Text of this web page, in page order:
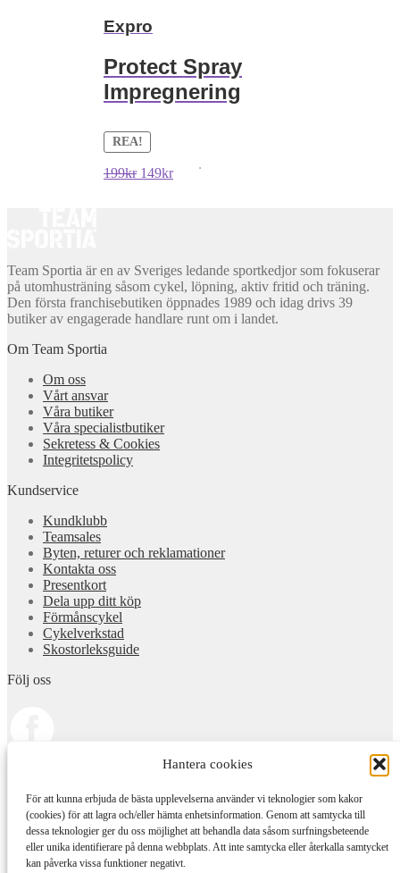
Hantera cookies
För att kunna erbjuda de bästa upplevelserna använder vi teknologier som kakor
(cookies) för att lagra och/eller hämta enhetsinformation. Genom att samtycka till
dessa teknologier ger du oss möjlighet att behandla data såsom surfningsbeteende
eller unika identifierare på denna webbplats. Att inte samtycka eller återkalla samtycket
kan påverka vissa funktioner negativt.
Expro
Protect Spray
Impregnering
REA!
199kr Det
149krDet
Team Sportia är en av Sveriges ledande sportkedjor som fokuserar
på utomhusträning såsom cykel, löpning, aktiv fritid och träning.
Den första franchisebutiken öppnades 1989 och idag drivs 39
butiker av engagerade handlare runt om i landet.
Om Team Sportia
Om oss
Vårt ansvar
Våra butiker
Våra specialistbutiker
Sekretess & Cookies
Integritetspolicy
Kundservice
Kundklubb
Teamsales
Byten, returer och reklamationer
Kontakta oss
Presentkort
Dela upp ditt köp
Förmånscykel
Cykelverkstad
Skostorleksguide
Följ oss
© Team Sportia 2026
IntegritetspolicyByggt med Storefront och WooCommerce.